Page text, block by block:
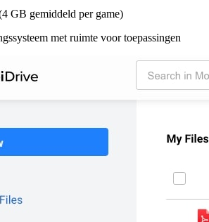
GB gemiddeld per game)
met ruimte voor toepassingen